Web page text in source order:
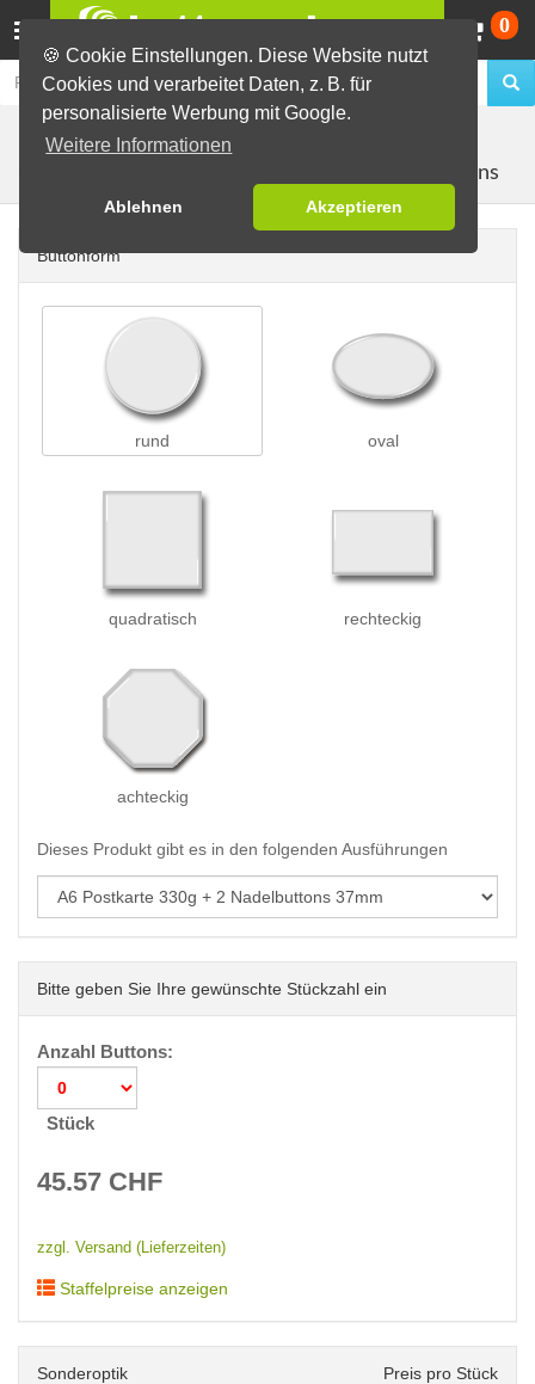
🍪 Cookie Einstellungen. Diese Website nutzt
Cookies und verarbeitet Daten, z. B. für
personalisierte Werbung mit Google.
Weitere Informationen
Ablehnen Akzeptieren
0
Buttons erstellen Buttons auf Karten
mit 2 Buttons
Buttonform
rund oval
quadratisch rechteckig
achteckig
Dieses Produkt gibt es in den folgenden Ausführungen
Bitte geben Sie Ihre gewünschte Stückzahl ein
Anzahl Buttons:
Stück
45.57 CHF
zzgl. Versand (Lieferzeiten)
Staffelpreise anzeigen
Sonderoptik Preis pro Stück